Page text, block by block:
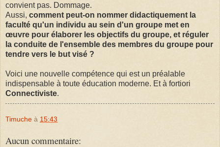
convient pas. Dommage.
Aussi, comment peut-on nommer didactiquement la
faculté qu'un individu au sein d'un groupe met en
œuvre pour élaborer les objectifs du groupe, et réguler
la conduite de l'ensemble des membres du groupe pour
tendre vers le but visé ?
Voici une nouvelle compétence qui est un préalable
indispensable à toute éducation moderne. Et à fortiori
Connectiviste.
Timuche à 15:43
Aucun commentaire: